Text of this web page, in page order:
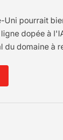
Uni pourrait
dopée à
du domaine à